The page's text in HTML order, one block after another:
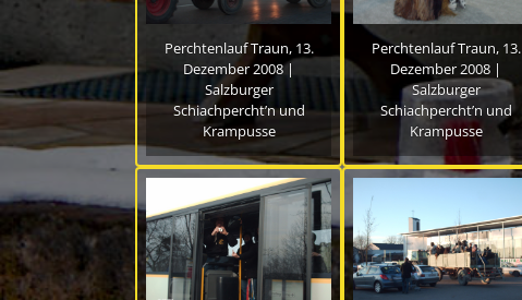
Perchtenlauf Traun, 13.
Dezember 2008 |
Salzburger
Schiachpercht’n und
Krampusse
Perchtenlauf Traun, 13.
Dezember 2008 |
Salzburger
Schiachpercht’n und
Krampusse